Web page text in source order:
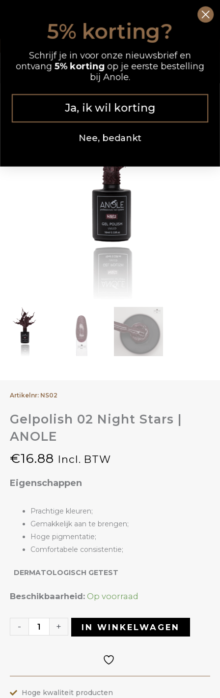
inhoud
Artikelnr: NS02
Gelpolish 02 Night Stars |
ANOLE
€16.88 Incl. BTW
Eigenschappen
Prachtige kleuren;
Gemakkelijk aan te brengen;
Hoge pigmentatie;
Comfortabele consistentie;
DERMATOLOGISCH GETEST
Beschikbaarheid: Op voorraad
-
Gelpolish
Night
+ IN WINKELWAGEN
Hoge kwaliteit producten
5% korting?
Schrijf je in voor onze nieuwsbrief en
ontvang5% korting op je eerste bestelling
bij Anole.
Ja, ik wil korting
Nee, bedankt